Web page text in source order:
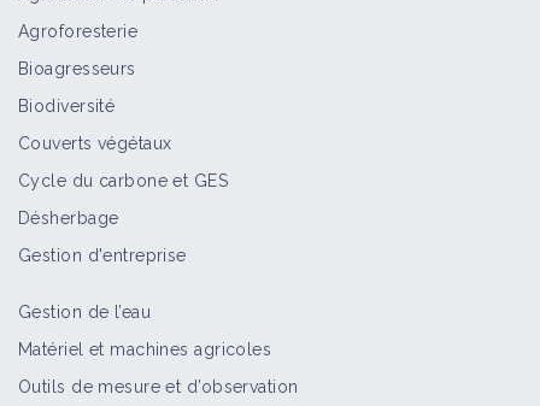
Agroforesterie
Bioagresseurs
Biodiversité
Couverts végétaux
Cycle du carbone et GES
Désherbage
Gestion d'entreprise
Gestion de l’eau
Matériel et machines agricoles
Outils de mesure et d’observation